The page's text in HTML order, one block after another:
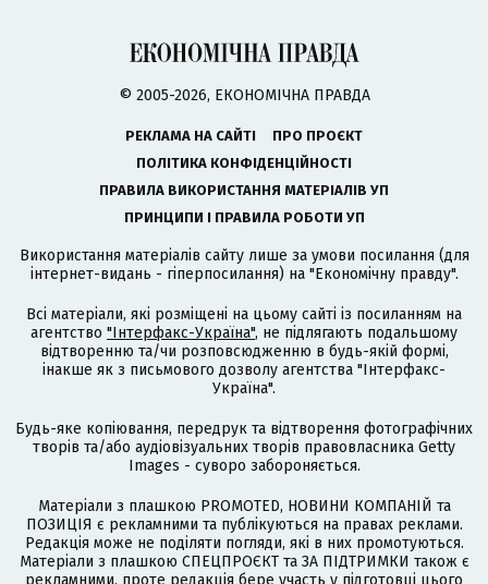
© 2005-2026, ЕКОНОМІЧНА ПРАВДА
РЕКЛАМА НА САЙТІ
ПРО ПРОЄКТ
ПОЛІТИКА КОНФІДЕНЦІЙНОСТІ
ПРАВИЛА ВИКОРИСТАННЯ МАТЕРІАЛІВ УП
ПРИНЦИПИ І ПРАВИЛА РОБОТИ УП
Використання матеріалів сайту лише за умови посилання (для
інтернет-видань - гіперпосилання) на "Економічну правду".
Всі матеріали, які розміщені на цьому сайті із посиланням на
агентство "Інтерфакс-Україна", не підлягають подальшому
відтворенню та/чи розповсюдженню в будь-якій формі,
інакше як з письмового дозволу агентства "Інтерфакс-
Україна".
Будь-яке копіювання, передрук та відтворення фотографічних
творів та/або аудіовізуальних творів правовласника Getty
Images - суворо забороняється.
Матеріали з плашкою PROMOTED, НОВИНИ КОМПАНІЙ та
ПОЗИЦІЯ є рекламними та публікуються на правах реклами.
Редакція може не поділяти погляди, які в них промотуються.
Матеріали з плашкою СПЕЦПРОЄКТ та ЗА ПІДТРИМКИ також є